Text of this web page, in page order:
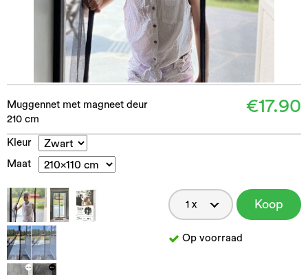
Muggennet met magneet deur
210 cm
€17.90
Kleur
Maat
Koop
Op voorraad